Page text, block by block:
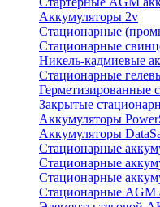
Аккумуляторы 2v
Стационарные
Стационарные
Никель-кадмиевые
Стационарные
Герметизированные
Закрытые
Аккумуляторы
Аккумуляторы
Стационарные
Стационарные
Стационарные
Стационарные AGM